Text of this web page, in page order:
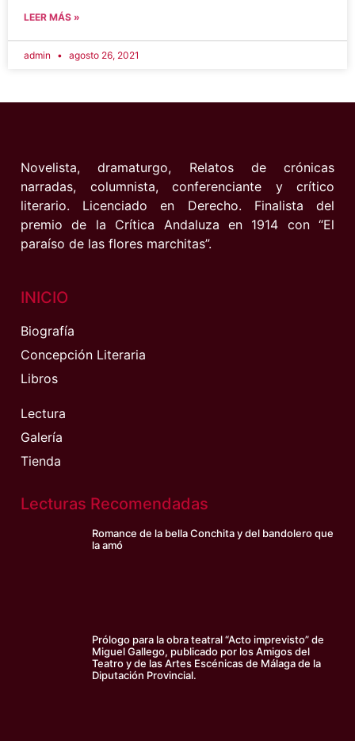
LEER MÁS »
admin agosto 26, 2021
Novelista, dramaturgo, Relatos de crónicas
narradas, columnista, conferenciante y crítico
literario. Licenciado en Derecho. Finalista del
premio de la Crítica Andaluza en 1914 con “El
paraíso de las flores marchitas”.
INICIO
Biografía
Concepción Literaria
Libros
Lectura
Galería
Tienda
Lecturas Recomendadas
Romance de la bella Conchita y del bandolero que
la amó
Prólogo para la obra teatral “Acto imprevisto” de
Miguel Gallego, publicado por los Amigos del
Teatro y de las Artes Escénicas de Málaga de la
Diputación Provincial.